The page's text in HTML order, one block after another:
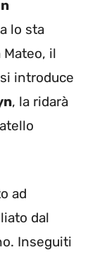
lo sta
il
introduce
, la ridarà
ad
dal
Inseguiti